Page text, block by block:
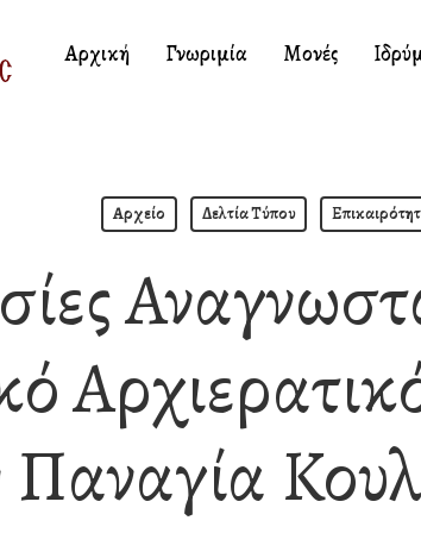
Αρχική Γνωριμία Μονές
Αρχείο Δελτία Τύπου